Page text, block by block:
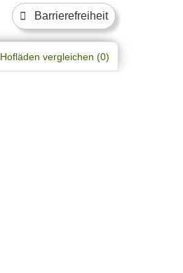
Barrierefreiheit
Hofläden vergleichen (0)